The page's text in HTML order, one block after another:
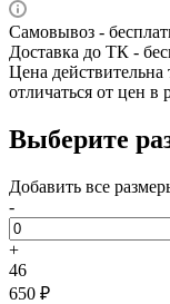
Самовывоз -
Доставка до ТК -
Цена действительна
отличаться от цен в
Выберите
Добавить все
-
+
46
650 ₽